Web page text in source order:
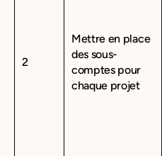
2
Mettre en place
des sous-
comptes pour
chaque projet